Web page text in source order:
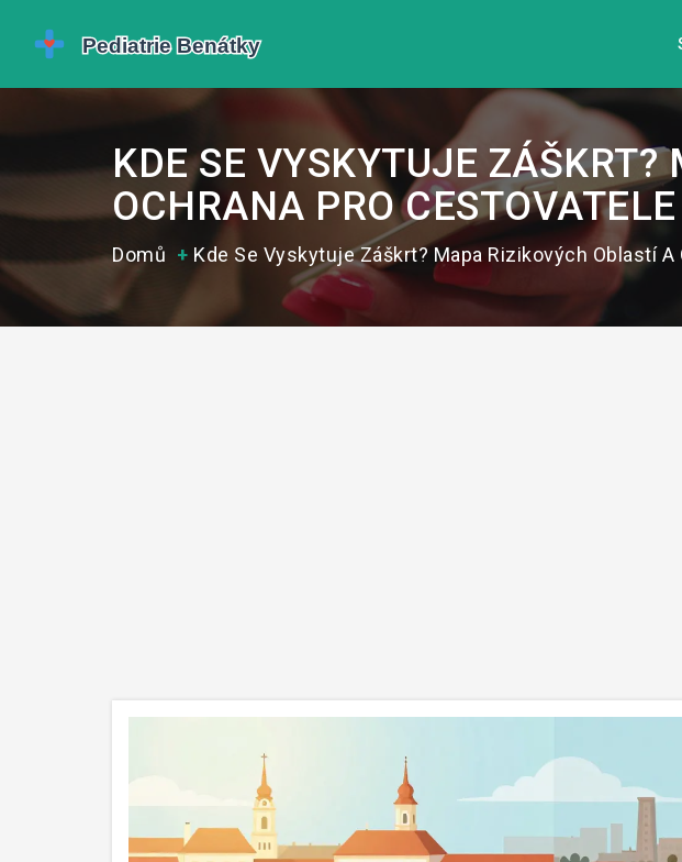
KDE SE VYSKYTUJE
OCHRANA PRO CESTOVATELE
Domů Kde Se Vyskytuje Záškrt? Mapa Rizikových Oblastí